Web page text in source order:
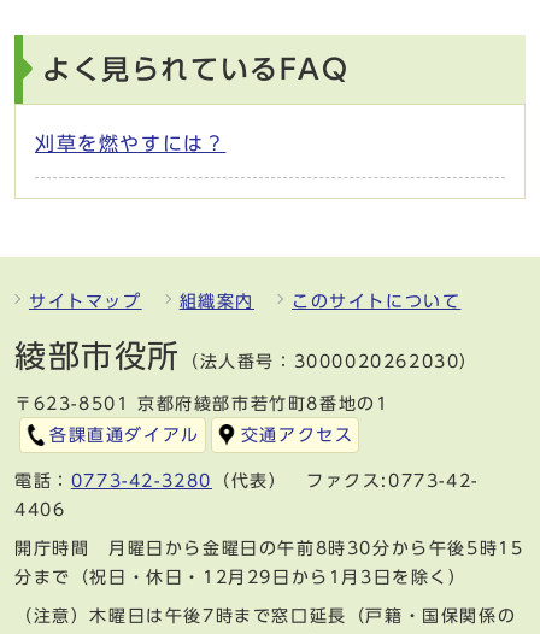
よく見られているFAQ
刈草を燃やすには？
サイトマップ 組織案内 このサイトについて
綾部市役所 （法人番号：3000020262030）
〒623-8501 京都府綾部市若竹町8番地の1
各課直通ダイアル
交通アクセス
電話： 0773-42-3280
（代表） ファクス:0773-42-
4406
開庁時間 月曜日から金曜日の午前8時30分から午後5時15
分まで（祝日・休日・12月29日から1月3日を除く）
（注意）木曜日は午後7時まで窓口延長（戸籍・国保関係の